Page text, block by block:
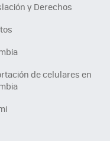
y Derechos
de celulares en